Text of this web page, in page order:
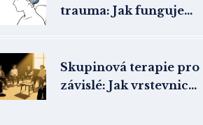
trauma: Jak funguje
Skupinová terapie pro
závislé: Jak vrstevnická